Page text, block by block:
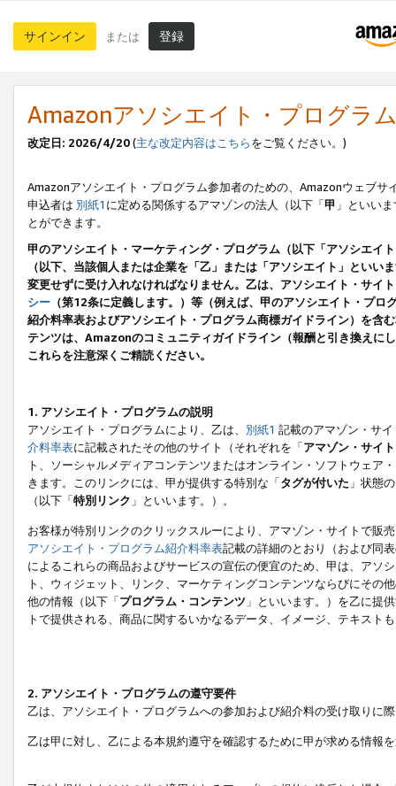
サインイン または 登録
Amazonアソシエイト・プログラ
改定日: 2026/4/20(主な改定内容はこちらをご覧ください。)
Amazonアソシエイト・プログラム参加者のための、Amazonウェブサ
申込者は 別紙1 に定める関係するアマゾンの法人（以下「甲 」といい
とができます。
甲のアソシエイト・マーケティング・プログラム（以下「アソシエイ
（以下、当該個人または企業を「乙」または「アソシエイト」とい
変更せずに受け入れなければなりません。乙は、アソシエイト・サイ
シー （第12条に定義します。）等（例えば、甲のアソシエイト・プ
紹介料率表およびアソシエイト・プログラム商標ガイドライン）を
テンツは、Amazonのコミュニティガイドライン（報酬と引き換えに
これらを注意深くご精読ください。
1. アソシエイト・プログラムの説明
アソシエイト・プログラムにより、乙は、 別紙1 記載のアマゾン・サ
介料率表に記載されたその他のサイト（それぞれを「アマゾン・サイト
ト、ソーシャルメディアコンテンツまたはオンライン・ソフトウェア
きます。このリンクには、甲が提供する特別な「タグが付いた 」状態
（以下「特別リンク 」といいます。）。
お客様が特別リンクのクリックスルーにより、アマゾン・サイトで販
アソシエイト・プログラム紹介料率表記載の詳細のとおり（および同
によるこれらの商品およびサービスの宣伝の便宜のため、甲は、アソ
ト、ウィジェット、リンク、マーケティングコンテンツならびにその
他の情報（以下「プログラム・コンテンツ 」といいます。）を乙に提
トで提供される、商品に関するいかなるデータ、イメージ、テキス
2. アソシエイト・プログラムの遵守要件
乙は、アソシエイト・プログラムへの参加および紹介料の受け取りに
乙は甲に対し、乙による本規約遵守を確認するために甲が求める情報